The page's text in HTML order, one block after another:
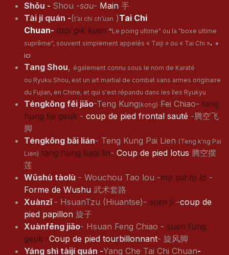
Shǒu - Shou -sau- Main 手
Tài jí quán -(t’ai chi ch’üan )Tai Chi
Chuan- taai gik kuen "Le poing ultime" ou la "boxe ultime
suprême", souvent simplement appelés « Taiji » ou « Tai Chi ». +
ici
Tang Shou, également connu sous le nom de Karaté
ou Ryuku Shou, est un art martial de combat sans armes originaire
du Fujian, en Chine, et qui s'est répandu dans les îles Ryukyu
Téngkōng fēi jiǎo-Teng Kung(kong) Fei Chiao- tang
hung fei geuk - coup de pied frontal sauté -腾空飞
脚
Téngkōng bǎi lián- Teng Kung Pai Lien (Teng k'ng Pai
Lien) tang hung baai lin- Coup de pied lotus 腾空摆
莲
Wǔshù tàolù - Wouchou Tao lou -mo sut to lo -
Forme de Wushu 武术套路
Xuànzǐ - HsuanTzu (Hiuantse)- suen ji -coup de
pied papillon 旋子
Xuànfēng jiǎo- Hsuan Feng Chiao - suen fung
geuk -Coup de pied tourbillonnant- 旋风脚
Yáng shì tàijí quán -Yang Che Tai Chi Chuan-